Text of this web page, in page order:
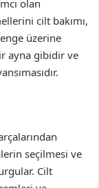
olan
cilt bakımı,
üzerine
ayna gibidir ve
seçilmesi ve
Cilt